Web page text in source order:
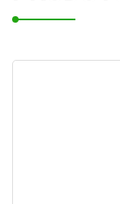
100 litros
Conjunto de
Conjuto de 2